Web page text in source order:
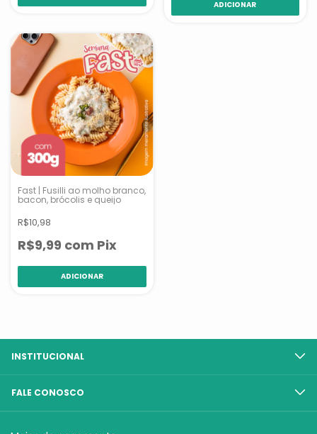
Fast | Fusilli ao molho branco,
bacon, brócolis e queijo
R$10,98
R$9,99 com Pix
INSTITUCIONAL
FALE CONOSCO